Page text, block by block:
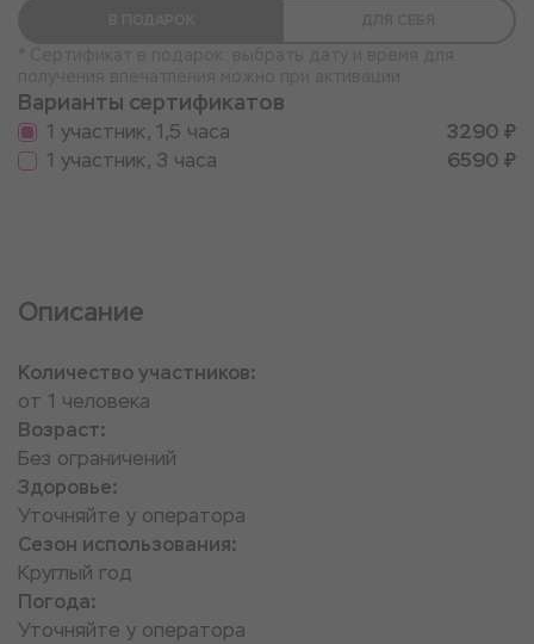
Варианты сертификатов
1 участник, 1,5 часа
3290 ₽
1 участник, 3 часа
6590 ₽
Описание
Количество участников:
от 1 человека
Возраст:
Без ограничений
Здоровье:
Уточняйте у оператора
Сезон использования:
Круглый год
Погода:
Уточняйте у оператора